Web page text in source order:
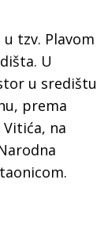
tzv. Plavom
U
u središtu
prema
na